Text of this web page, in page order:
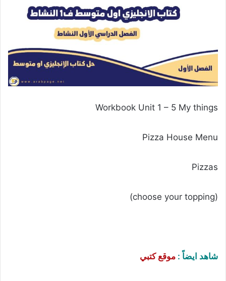
Workbook Unit 1 – 5 My things
Pizza House Menu
Pizzas
(choose your topping)
شاهد ايضاً : موقع كتبي